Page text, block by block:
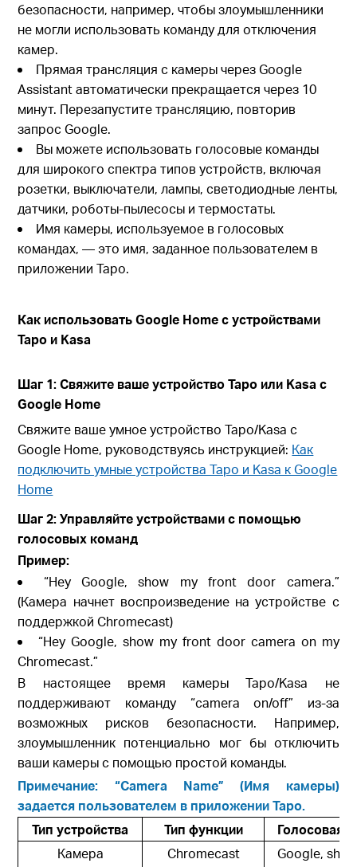
безопасности, например, чтобы злоумышленники
не могли использовать команду для отключения
камер.
Прямая трансляция с камеры через Google
Assistant автоматически прекращается через 10
минут. Перезапустите трансляцию, повторив
запрос Google.
Вы можете использовать голосовые команды
для широкого спектра типов устройств, включая
розетки, выключатели, лампы, светодиодные ленты,
датчики, роботы-пылесосы и термостаты.
Имя камеры, используемое в голосовых
командах, — это имя, заданное пользователем в
приложении Tapo.
Как использовать Google Home с устройствами
Tapo и Kasa
Шаг 1: Свяжите ваше устройство Tapo или Kasa с
Google Home
Свяжите ваше умное устройство Tapo/Kasa с
Google Home, руководствуясь инструкцией: Как
подключить умные устройства Tapo и Kasa к Google
Home
Шаг 2: Управляйте устройствами с помощью
голосовых команд
Пример:
“Hey Google, show my front door camera.”
(Камера начнет воспроизведение на устройстве с
поддержкой Chromecast)
“Hey Google, show my front door camera on my
Chromecast.”
В настоящее время камеры Tapo/Kasa не
поддерживают команду “camera on/off” из-за
возможных рисков безопасности. Например,
злоумышленник потенциально мог бы отключить
ваши камеры с помощью простой команды.
Примечание: “Camera Name” (Имя камеры)
задается пользователем в приложении Tapo.
Тип устройства
Тип функции
Голосовая
Камера
Chromecast
Google,